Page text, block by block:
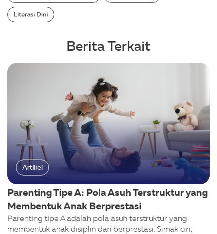
Literasi Dini
Berita Terkait
Artikel
Parenting Tipe A: Pola Asuh Terstruktur yang
Membentuk Anak Berprestasi
Parenting tipe A adalah pola asuh terstruktur yang
membentuk anak disiplin dan berprestasi. Simak ciri,